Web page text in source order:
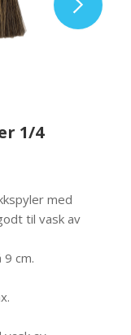
1/4
med
til vask av
cm.